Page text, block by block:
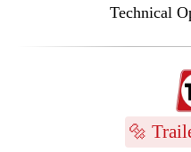
Technical
🔩